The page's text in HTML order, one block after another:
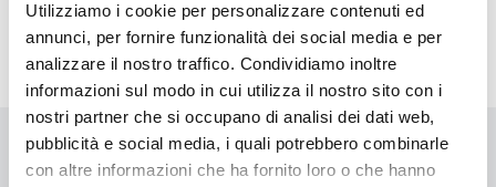
Utilizziamo i cookie per personalizzare contenuti ed
annunci, per fornire funzionalità dei social media e per
analizzare il nostro traffico. Condividiamo inoltre
informazioni sul modo in cui utilizza il nostro sito con i
nostri partner che si occupano di analisi dei dati web,
pubblicità e social media, i quali potrebbero combinarle
con altre informazioni che ha fornito loro o che hanno
Non hai trovato quello che stai cercando?